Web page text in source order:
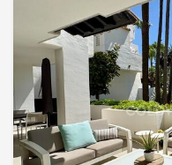
während Sie sich in der
entspannen, im
ausgestatteten
Freien unter dem
reichlich Platz zum
mediterranes Leben vom
bemerkenswerte
und verfügt über zwei
Abstellräume. Die
üppige tropische